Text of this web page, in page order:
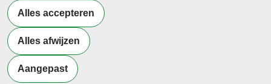
Meer artikelen van
Docenten Onderwijs
Alles accepteren
Alles afwijzen
Aangepast